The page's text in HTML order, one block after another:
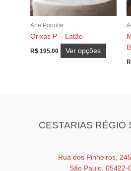
na
página
produto
Arte Popular
Orixás P – Latão
R$ 195,00 Ver opções
produto
podem
na
CESTARIAS RÉGIO
Rua dos Pinheiros,
São Paulo, 05422-